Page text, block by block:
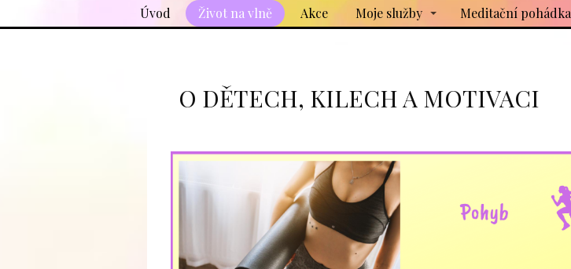
Úvod Život na vlně Akce Moje služby Meditační pohádka
O DĚTECH, KILECH A MOTIVACI